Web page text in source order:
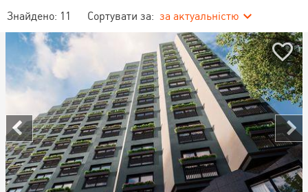
Знайдено: 11 Сортувати за: за актуальністю